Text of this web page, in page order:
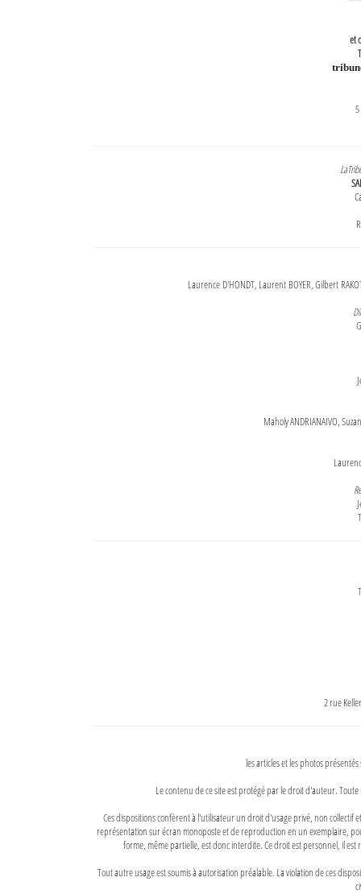
et
Laurence D'HONDT, Laurent BOYER, Gilbert
Maholy ANDRIANAIVO,
2 rue
les articles et les photos
Le contenu de ce site est protégé par le droit d'auteur.
Ces dispositions confèrent à l'utilisateur un droit d'usage privé, non
représentation sur écran monoposte et de reproduction en un exemplaire,
forme, même partielle, est donc interdite. Ce droit est personnel, il
Tout autre usage est soumis à autorisation préalable. La violation de ces